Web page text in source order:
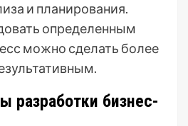
и планирования.
определенным
можно сделать более
разработки бизнес-